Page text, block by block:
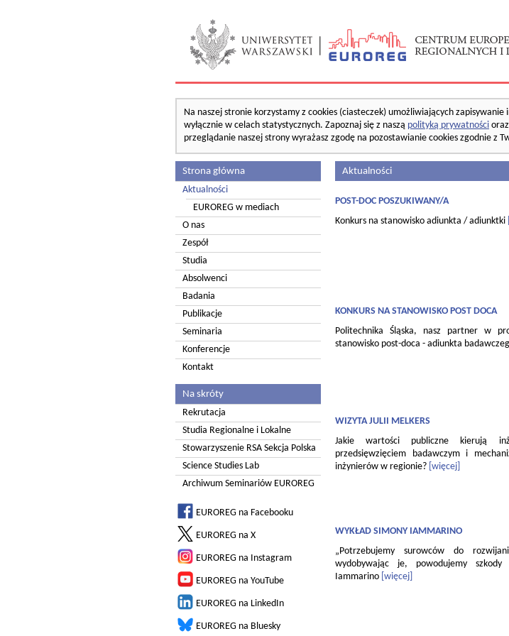
Na naszej stronie korzystamy z cookies (ciasteczek) umożliwiających
wyłącznie w celach statystycznych. Zapoznaj się z naszą polityką prywatności
przeglądanie naszej strony wyrażasz zgodę na pozostawianie cookies zgodnie z
Strona główna
Aktualności
EUROREG w mediach
O nas
Zespół
Studia
Absolwenci
Badania
Publikacje
Seminaria
Konferencje
Kontakt
Na skróty
Rekrutacja
Studia Regionalne i Lokalne
Stowarzyszenie RSA Sekcja Polska
Science Studies Lab
Archiwum Seminariów EUROREG
EUROREG na Facebooku
EUROREG na X
EUROREG na Instagram
EUROREG na YouTube
EUROREG na LinkedIn
EUROREG na Bluesky
Aktualności
POST-DOC POSZUKIWANY/A
Konkurs na stanowisko adiunkta / adiunktki
KONKURS NA STANOWISKO POST DOCA
Politechnika Śląska, nasz partner w
stanowisko post-doca - adiunkta
WIZYTA JULII MELKERS
Jakie wartości publiczne kierują
przedsięwzięciem badawczym i
inżynierów w regionie? [więcej]
WYKŁAD SIMONY IAMMARINO
„Potrzebujemy surowców do
wydobywając je, powodujemy
Iammarino [więcej]